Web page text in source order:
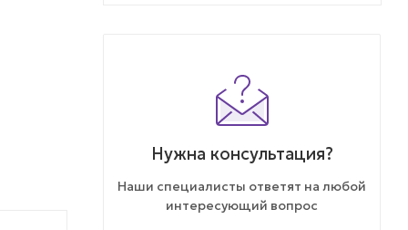
Нужна консультация?
Наши специалисты ответят на любой
интересующий вопрос